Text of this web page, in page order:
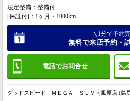
法定整備：整備付
[保証付]：1ヶ月・1000km
電話でお問合せ
1分で予約
無料で来店予約・
グッドスピード ＭＥＧＡ ＳＵＶ南風原店 (島